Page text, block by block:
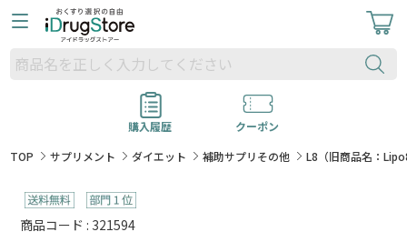
購入履歴
クーポン
TOP
サプリメント ダイエット 補助サプリその他 L8（旧商品名：
商品コード : 321594